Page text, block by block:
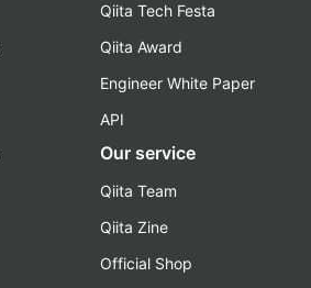
Qiita Tech Festa
Qiita Award
Engineer White Paper
API
Our service
Qiita Team
Qiita Zine
Official Shop